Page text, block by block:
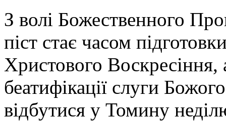
З волі Божественного
піст стає часом
Христового Воскресіння,
беатифікації слуги
відбутися у Томину